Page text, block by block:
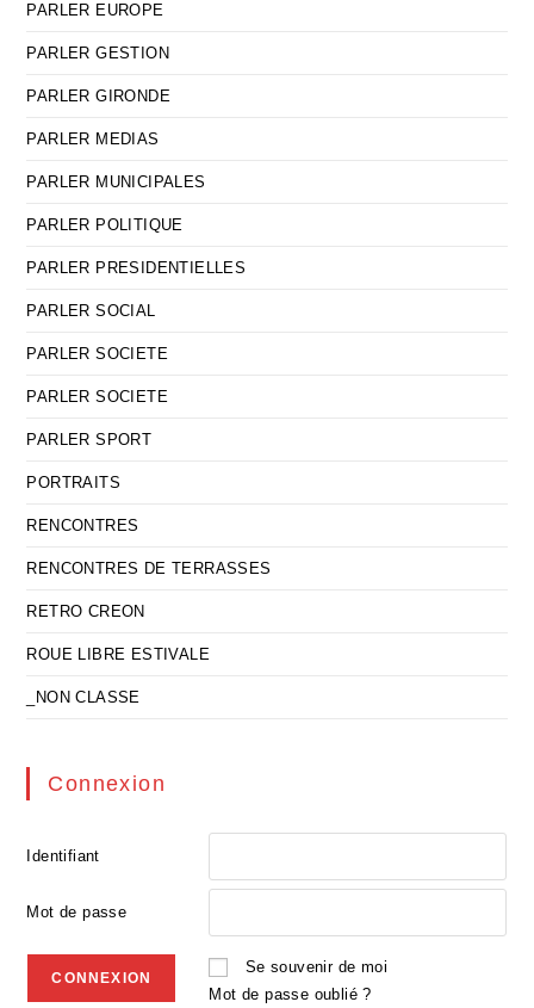
PARLER EUROPE
PARLER GESTION
PARLER GIRONDE
PARLER MEDIAS
PARLER MUNICIPALES
PARLER POLITIQUE
PARLER PRESIDENTIELLES
PARLER SOCIAL
PARLER SOCIETE
PARLER SOCIETE
PARLER SPORT
PORTRAITS
RENCONTRES
RENCONTRES DE TERRASSES
RETRO CREON
ROUE LIBRE ESTIVALE
_NON CLASSE
Connexion
Identifiant
Mot de passe
Se souvenir de moi
Mot de passe oublié ?